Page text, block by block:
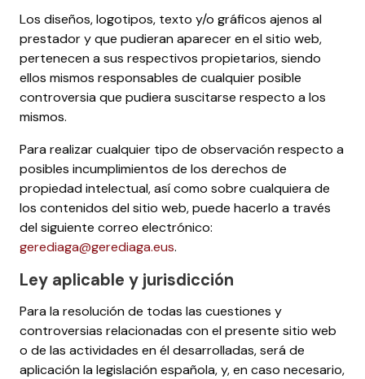
Los diseños, logotipos, texto y/o gráficos ajenos al
prestador y que pudieran aparecer en el sitio web,
pertenecen a sus respectivos propietarios, siendo
ellos mismos responsables de cualquier posible
controversia que pudiera suscitarse respecto a los
mismos.
Para realizar cualquier tipo de observación respecto a
posibles incumplimientos de los derechos de
propiedad intelectual, así como sobre cualquiera de
los contenidos del sitio web, puede hacerlo a través
del siguiente correo electrónico:
gerediaga@gerediaga.eus.
Ley aplicable y jurisdicción
Para la resolución de todas las cuestiones y
controversias relacionadas con el presente sitio web
o de las actividades en él desarrolladas, será de
aplicación la legislación española, y, en caso necesario,